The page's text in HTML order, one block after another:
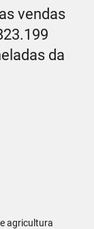
vendas
da
agricultura